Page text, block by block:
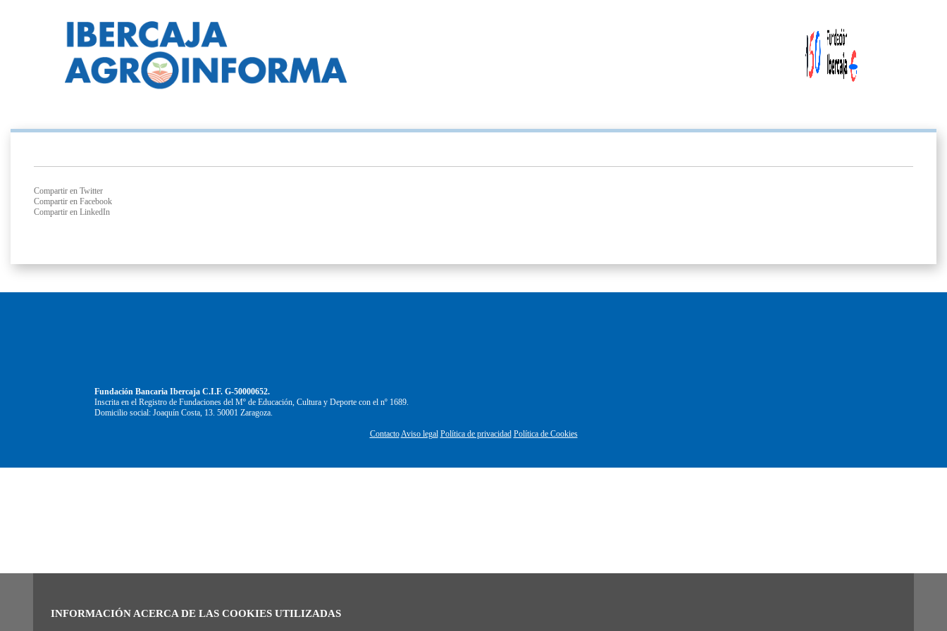
INFORMACIÓN ACERCA DE LAS COOKIES UTILIZADAS
Compartir en Twitter
Compartir en Facebook
Compartir en LinkedIn
Fundación Bancaria Ibercaja C.I.F. G-50000652.
Inscrita en el Registro de Fundaciones del Mº de Educación, Cultura y Deporte con el nº 1689.
Domicilio social: Joaquín Costa, 13. 50001 Zaragoza.
ContactoAviso legal Política de privacidad Política de Cookies